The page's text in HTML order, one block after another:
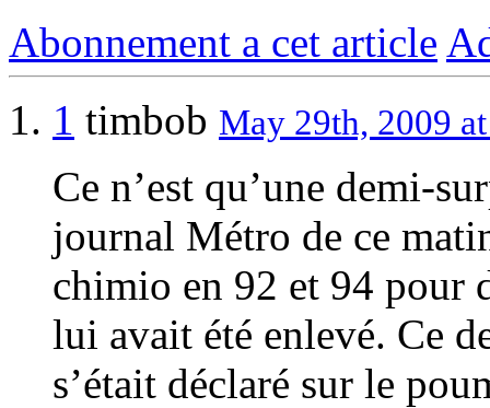
Abonnement a cet article
1 timbob May 29th, 2009
Ce n’est qu’une demi-
journal Métro de ce
chimio en 92 et 94 pour
lui avait été enlevé. Ce
s’était déclaré sur le